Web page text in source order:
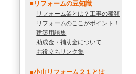
■リフォームの豆知識
リフォーム業とは？工事の種類
リフォームのここがポイント！
建築用語集
助成金・補助金について
お役立ちリンク集
■小山リフォーム２１とは